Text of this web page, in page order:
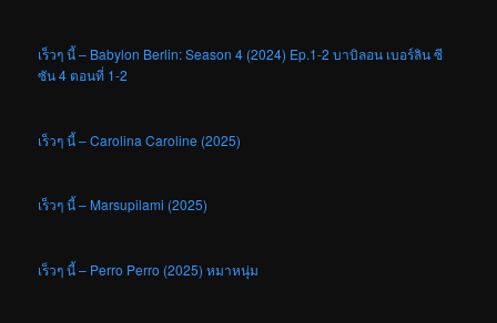
เร็วๆ นี้ – Babylon Berlin: Season 4 (2024) Ep.1-2 บาบิลอน เบอร์ลิน ซี
ซัน 4 ตอนที่ 1-2
เร็วๆ นี้ – Carolina Caroline (2025)
เร็วๆ นี้ – Marsupilami (2025)
เร็วๆ นี้ – Perro Perro (2025) หมาหนุ่ม